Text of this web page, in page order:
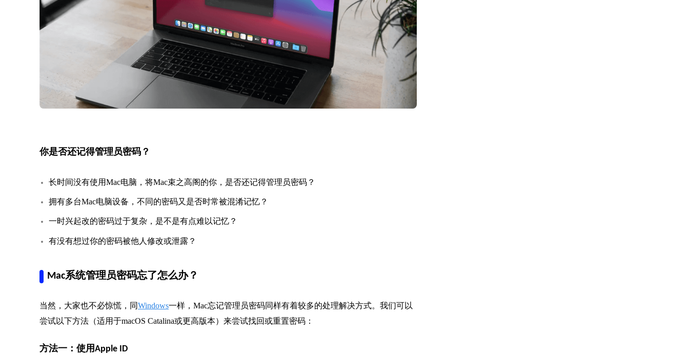
你是否还记得管理员密码？
长时间没有使用Mac电脑，将Mac束之高阁的你，是否还记得管理员密码？
拥有多台Mac电脑设备，不同的密码又是否时常被混淆记忆？
一时兴起改的密码过于复杂，是不是有点难以记忆？
有没有想过你的密码被他人修改或泄露？
Mac系统管理员密码忘了怎么办？
当然，大家也不必惊慌，同Windows一样，Mac忘记管理员密码同样有着较多的处理解决方式。我们可以
尝试以下方法（适用于macOS Catalina或更高版本）来尝试找回或重置密码：
方法一：使用Apple ID